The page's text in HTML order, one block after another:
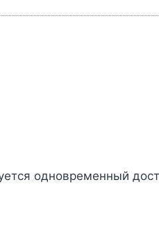
одновременный